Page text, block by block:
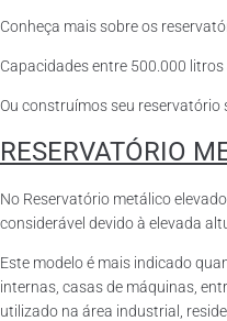
Conheça mais sobre os
Capacidades entre 500.000
Ou construímos seu reservatório
RESERVATÓRIO
No Reservatório metálico
considerável devido à elevada
Este modelo é mais indicado
internas, casas de máquinas,
utilizado na área industrial,